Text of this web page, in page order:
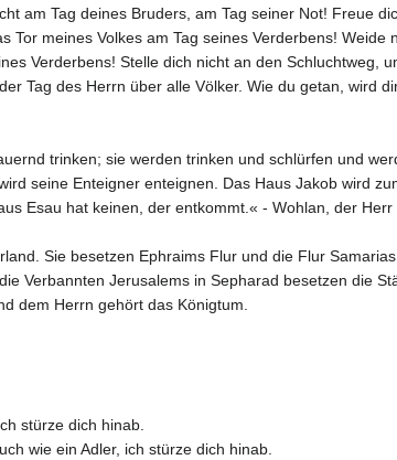
am Tag deines Bruders, am Tag seiner Not! Freue
meines Volkes am Tag seines Verderbens! Weide
Verderbens! Stelle dich nicht an den Schluchtweg,
Tag des Herrn über alle Völker. Wie du getan, wird
trinken; sie werden trinken und schlürfen und
seine Enteigner enteignen. Das Haus Jakob wird
Esau hat keinen, der entkommt.« - Wohlan, der
Sie besetzen Ephraims Flur und die Flur
Verbannten Jerusalems in Sepharad besetzen die
dem Herrn gehört das Königtum.
stürze dich hinab.
wie ein Adler, ich stürze dich hinab.